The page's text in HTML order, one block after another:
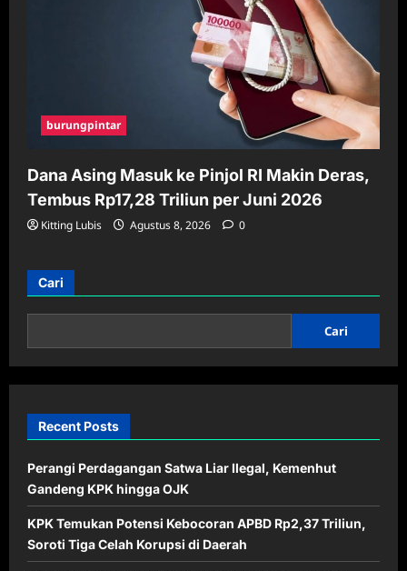
burungpintar
Dana Asing Masuk ke Pinjol RI Makin Deras,
Tembus Rp17,28 Triliun per Juni 2026
Kitting Lubis Agustus 8, 2026 0
Cari
Cari
Recent Posts
Perangi Perdagangan Satwa Liar Ilegal, Kemenhut
Gandeng KPK hingga OJK
KPK Temukan Potensi Kebocoran APBD Rp2,37 Triliun,
Soroti Tiga Celah Korupsi di Daerah